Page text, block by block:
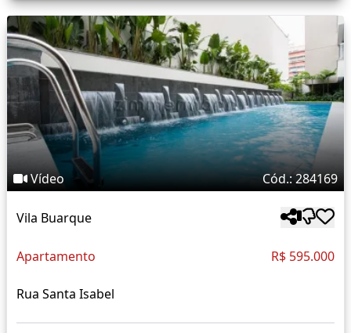
Vídeo Cód.: 284169
Vila Buarque
Apartamento R$ 595.000
Rua Santa Isabel